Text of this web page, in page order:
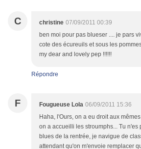
C christine 07/09/2011 00:39
ben moi pour pas blueser .... je pars
cote des écureuils et sous les
my dear and lovely pep !!!!!!
Répondre
F Fougueuse Lola 06/09/2011 15:36
Haha, l'Ours, on a eu droit aux
on a accueilli les stroumphs... Tu n'es
blues de la rentrée, je navigue de
attendant qu'on m'envoie remplacer